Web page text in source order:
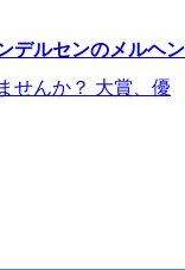
デルセンのメルヘン
せんか？ 大賞、優